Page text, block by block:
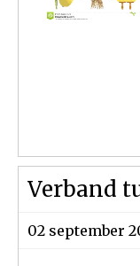
Verband
02 september